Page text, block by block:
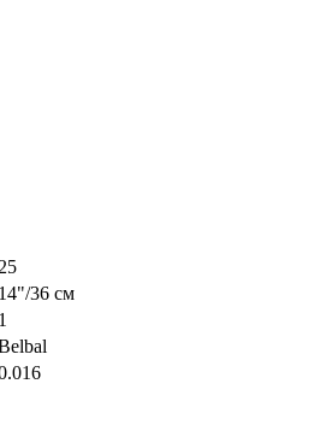
25
14"/36 см
1